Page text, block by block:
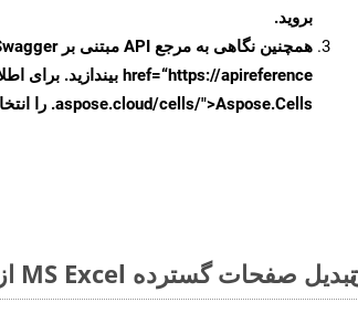
بروید.
همچنین نگاهی به مرجع API مبتنی بر Swagger برای
href=“https://apireference بیندازید. برای اطلاعات بیشتر درباره
.aspose.cloud/cells/">Aspose.Cells را انتخاب کنید.
تبدیل صفحات گسترده MS Excel از CSV به فرمت‌های تصویری - راهنمای گام به گام